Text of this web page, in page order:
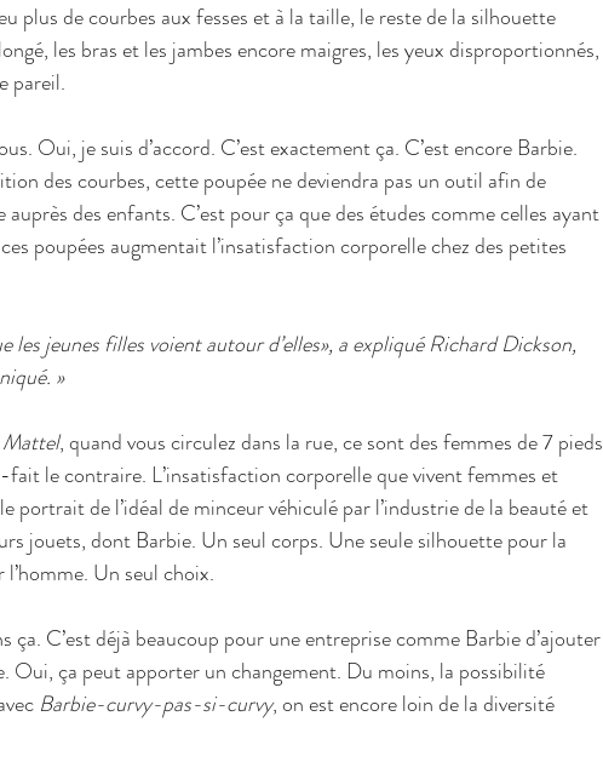
plus de courbes aux fesses et à la taille, le reste de la silhouette
les bras et les jambes encore maigres, les yeux disproportionnés,
pareil.
Oui, je suis d’accord. C’est exactement ça. C’est encore Barbie.
des courbes, cette poupée ne deviendra pas un outil afin de
des enfants. C’est pour ça que des études comme celles ayant
poupées augmentait l’insatisfaction corporelle chez des petites
les jeunes filles voient autour d’elles», a expliqué Richard Dickson,
»
Mattel, quand vous circulez dans la rue, ce sont des femmes de 7 pieds
le contraire. L’insatisfaction corporelle que vivent femmes et
portrait de l’idéal de minceur véhiculé par l’industrie de la beauté et
jouets, dont Barbie. Un seul corps. Une seule silhouette pour la
Un seul choix.
ça. C’est déjà beaucoup pour une entreprise comme Barbie d’ajouter
Oui, ça peut apporter un changement. Du moins, la possibilité
Barbie-curvy-pas-si-curvy, on est encore loin de la diversité